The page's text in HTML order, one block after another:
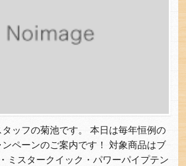
タッフの菊池です。 本日は毎年恒例の
ペーンのご案内です！ 対象商品はブ
ミスタークイック・パワーパイプテン